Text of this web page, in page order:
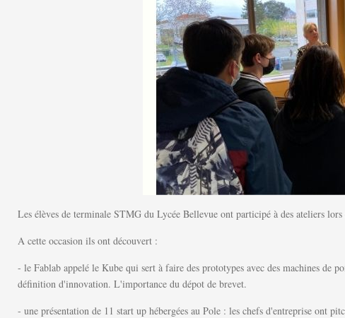
Les élèves de terminale STMG du Lycée Bellevue ont participé à des ateliers
A cette occasion ils ont découvert :
- le Fablab appelé le Kube qui sert à faire des prototypes avec des machines
définition d'innovation. L'importance du dépot de brevet.
- une présentation de 11 start up hébergées au Pole : les chefs d'entreprise ont